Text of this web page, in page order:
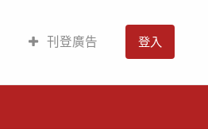
刊登廣告 登入